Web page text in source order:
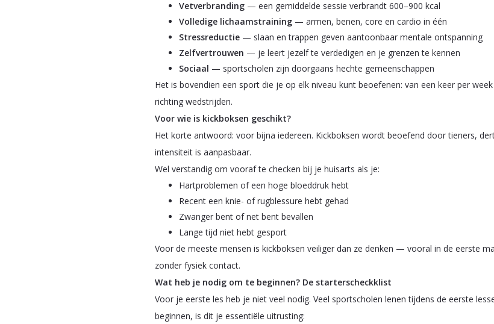
Vetverbranding — een gemiddelde sessie verbrandt 600–900 kcal
Volledige lichaamstraining — armen, benen, core en cardio in één
Stressreductie — slaan en trappen geven aantoonbaar mentale ontspanning
Zelfvertrouwen — je leert jezelf te verdedigen en je grenzen te kennen
Sociaal — sportscholen zijn doorgaans hechte gemeenschappen
Het is bovendien een sport die je op elk niveau kunt beoefenen: van een keer per
richting wedstrijden.
Voor wie is kickboksen geschikt?
Het korte antwoord: voor bijna iedereen. Kickboksen wordt beoefend door tieners,
intensiteit is aanpasbaar.
Wel verstandig om vooraf te checken bij je huisarts als je:
Hartproblemen of een hoge bloeddruk hebt
Recent een knie- of rugblessure hebt gehad
Zwanger bent of net bent bevallen
Lange tijd niet hebt gesport
Voor de meeste mensen is kickboksen veiliger dan ze denken — vooral in de eerste
zonder fysiek contact.
Wat heb je nodig om te beginnen? De starterscheckklist
Voor je eerste les heb je niet veel nodig. Veel sportscholen lenen tijdens de eerste
beginnen, is dit je essentiële uitrusting: